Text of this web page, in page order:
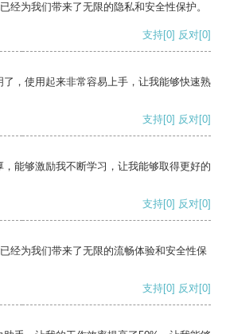
经为我们带来了无限的隐私和安全性保护。
支持[0] 反对[0]
，使用起来非常容易上手，让我能够快速熟
支持[0] 反对[0]
能够激励我不断学习，让我能够取得更好的
支持[0] 反对[0]
经为我们带来了无限的流畅体验和安全性保
支持[0] 反对[0]